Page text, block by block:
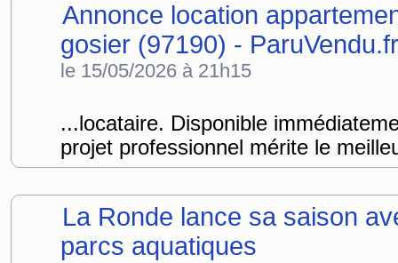
Annonce location
gosier (97190) -
le 15/05/2026 à 21h15
...locataire. Disponible
projet professionnel mérite le
La Ronde lance sa saison
parcs aquatiques